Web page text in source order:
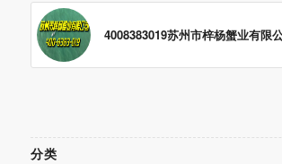
4008383019苏州市梓杨蟹业有限
分类